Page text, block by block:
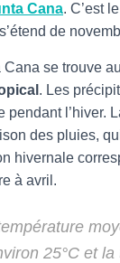
Cana. C’est
de
Cana se trouve
. Les
pendant l’hiver.
des pluies,
hivernale
à avril.
25°C et